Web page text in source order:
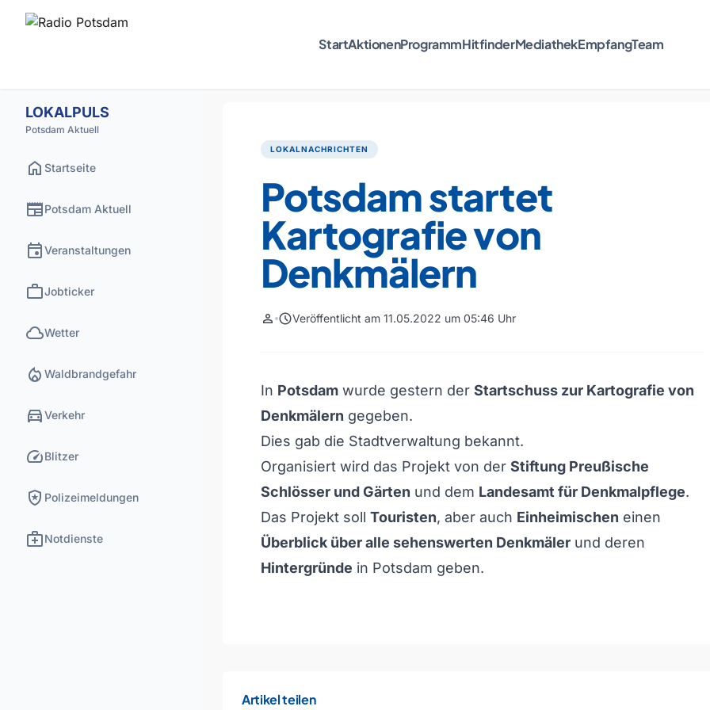
StartAktionenProgrammHitfinderMediathekEmpfangTeam
LOKALPULS
Potsdam Aktuell
home Startseite
newspaperPotsdam Aktuell
eventVeranstaltungen
workJobticker
cloudWetter
local_fire_department Waldbrandgefahr
directions_carVerkehr
speedBlitzer
local_police Polizeimeldungen
medical_servicesNotdienste
LOKALNACHRICHTEN
Potsdam startet
Kartografie von
Denkmälern
person scheduleVeröffentlicht am 11.05.2022 um 05:46 Uhr
In Potsdam wurde gestern der Startschuss zur Kartografie von
Denkmälern gegeben.
Dies gab die Stadtverwaltung bekannt.
Organisiert wird das Projekt von der Stiftung Preußische
Schlösser und Gärten und dem Landesamt für Denkmalpflege.
Das Projekt soll Touristen, aber auch Einheimischen einen
Überblick über alle sehenswerten Denkmäler und deren
Hintergründe in Potsdam geben.
Artikel teilen